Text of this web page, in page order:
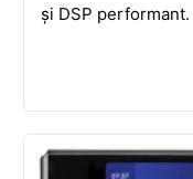
și DSP performant.